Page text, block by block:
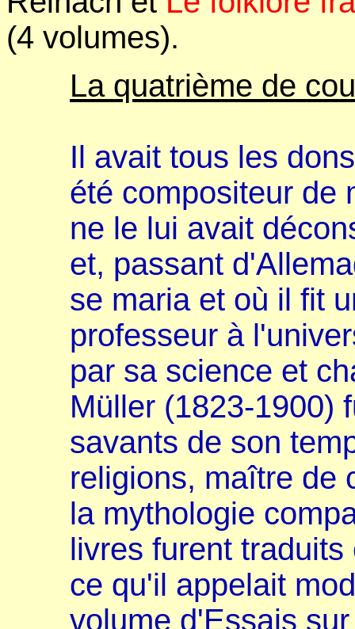
(4 volumes).
La quatrième de
Il avait tous les
été compositeur de
ne le lui avait
et, passant
se maria et où il fit
professeur à
par sa science et
Müller (1823-1900)
savants de son
religions, maître de
la mythologie
livres furent
ce qu'il appelait
volume d'Essais